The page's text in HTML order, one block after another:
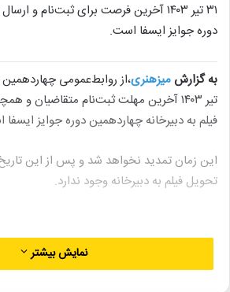
۳۱ تیر ۱۴۰۳ آخرین فرصت برای ثبت‌نام و
دوره جوایز ایسفا است.
به گزارش میزهنری
تیر ۱۴۰۳ آخرین مهلت ثبت‌نام متقاضیان
فیلم به دبیرخانه چهاردهمین دوره جوایز
این زمان تمدید نخواهد شد و پس از این
تحویل فیلم به دبیرخانه وجود ندارد.
تمامی فیلم‌های کوتاه داستانی و تجربی با هر
نمایش بیشتر